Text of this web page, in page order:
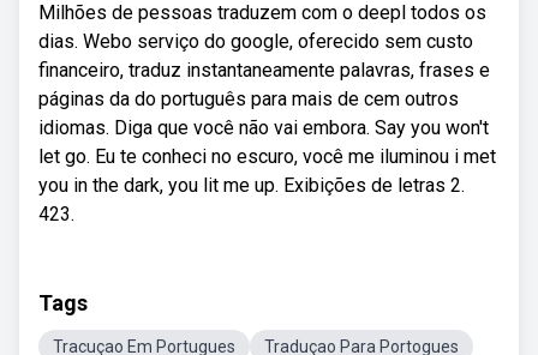
Milhões de pessoas traduzem com o deepl todos os
dias. Webo serviço do google, oferecido sem custo
financeiro, traduz instantaneamente palavras, frases e
páginas da do português para mais de cem outros
idiomas. Diga que você não vai embora. Say you won't
let go. Eu te conheci no escuro, você me iluminou i met
you in the dark, you lit me up. Exibições de letras 2.
423.
Tags
Tracuçao Em Portugues
Traduçao Para Portogues